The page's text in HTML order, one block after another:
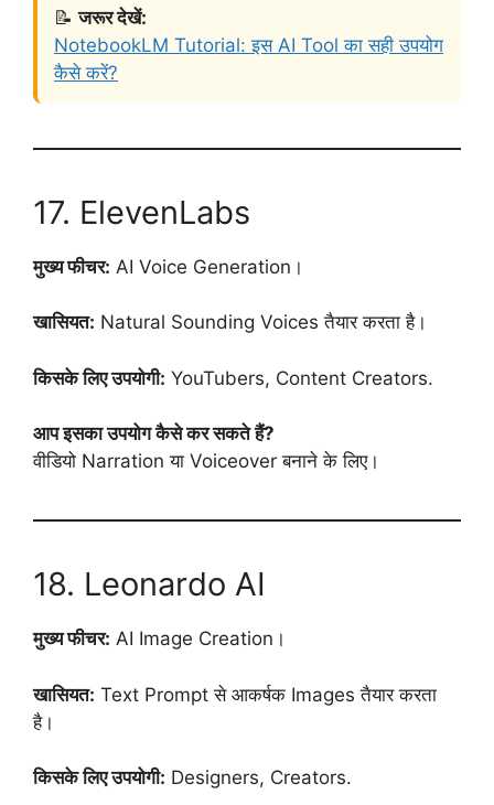
📝जरूर देखें:
NotebookLM Tutorial: इस AI Tool का सही उपयोग
कैसे करें?
17. ElevenLabs
मुख्य फीचर: AI Voice Generation।
खासियत: Natural Sounding Voices तैयार करता है।
किसके लिए उपयोगी: YouTubers, Content Creators.
आप इसका उपयोग कैसे कर सकते हैं?
वीडियो Narration या Voiceover बनाने के लिए।
18. Leonardo AI
मुख्य फीचर: AI Image Creation।
खासियत: Text Prompt से आकर्षक Images तैयार करता
है।
किसके लिए उपयोगी: Designers, Creators.